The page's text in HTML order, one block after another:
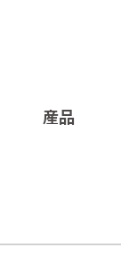
産品